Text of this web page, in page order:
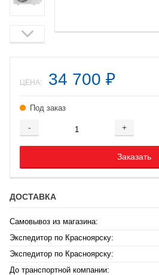
ЦЕНА: 34 700 ₽
Под заказ
- +
Добавляется...
Заказать
Добавлен
ДОСТАВКА
Самовывоз из магазина:
Экспедитор по Красноярску:
Экспедитор по Красноярску:
До транспортной компании: